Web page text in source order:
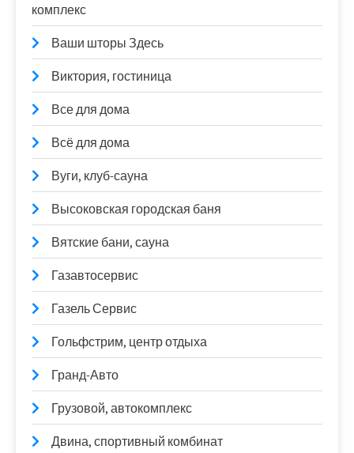
комплекс
Ваши шторы Здесь
Виктория, гостиница
Все для дома
Всё для дома
Вуги, клуб-сауна
Высоковская городская баня
Вятские бани, сауна
Газавтосервис
Газель Сервис
Гольфстрим, центр отдыха
Гранд-Авто
Грузовой, автокомплекс
Двина, спортивный комбинат